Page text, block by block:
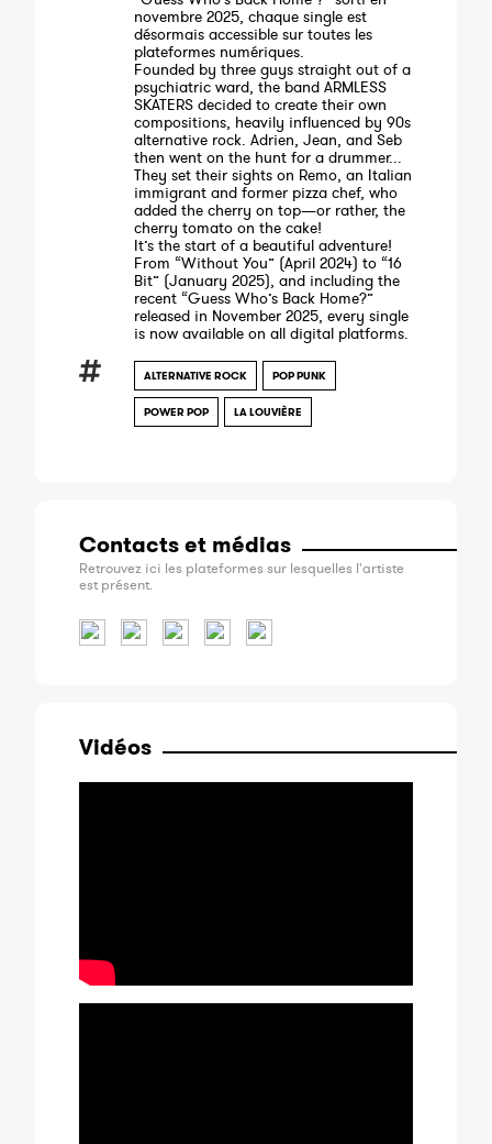
novembre 2025, chaque single est
désormais accessible sur toutes les
plateformes numériques.
Founded by three guys straight out of a
psychiatric ward, the band ARMLESS
SKATERS decided to create their own
compositions, heavily influenced by 90s
alternative rock. Adrien, Jean, and Seb
then went on the hunt for a drummer...
They set their sights on Remo, an Italian
immigrant and former pizza chef, who
added the cherry on top—or rather, the
cherry tomato on the cake!
It’s the start of a beautiful adventure!
From “Without You” (April 2024) to “16
Bit” (January 2025), and including the
recent “Guess Who’s Back Home?”
released in November 2025, every single
is now available on all digital platforms.
ALTERNATIVE ROCK POP PUNK
POWER POP LA LOUVIÈRE
Contacts et médias
Retrouvez ici les plateformes sur lesquelles l'artiste
est présent.
Vidéos